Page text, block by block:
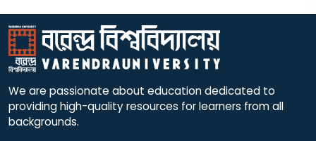
We are passionate about education dedicated to
providing high-quality resources for learners from all
backgrounds.